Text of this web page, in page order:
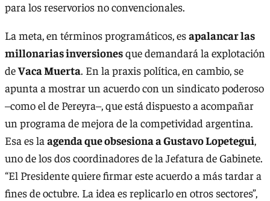
para los reservorios no convencionales.
La meta, en términos programáticos, esapalancar las
millonarias inversionesque demandará la explotación
deVaca Muerta. En la praxis política, en cambio, se
apunta a mostrar un acuerdo con un sindicato poderoso
–como el de Pereyra–, que está dispuesto a acompañar
un programa de mejora de la competividad argentina.
Esa es la agenda que obsesiona a Gustavo Lopetegui,
uno de los dos coordinadores de la Jefatura de Gabinete.
“El Presidente quiere firmar este acuerdo a más tardar a
fines de octubre. La idea es replicarlo en otros sectores”,